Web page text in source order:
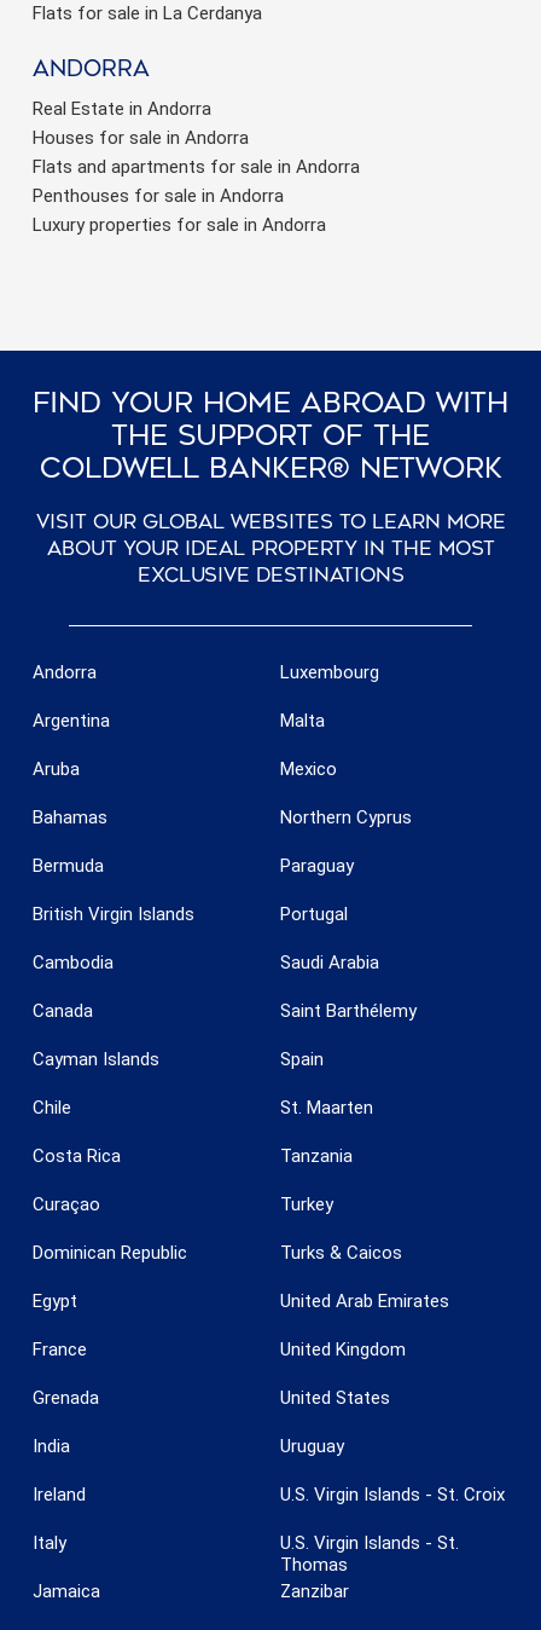
Flats for sale in La Cerdanya
Andorra
Real Estate in Andorra
Houses for sale in Andorra
Flats and apartments for sale in Andorra
Penthouses for sale in Andorra
Luxury properties for sale in Andorra
Find Your Home Abroad With
The Support Of The
Coldwell Banker® Network
Visit our global websites to learn more
about your ideal property in the most
exclusive destinations
Andorra
Argentina
Aruba
Bahamas
Bermuda
British Virgin Islands
Cambodia
Canada
Cayman Islands
Chile
Costa Rica
Curaçao
Dominican Republic
Egypt
France
Grenada
India
Ireland
Italy
Jamaica
Luxembourg
Malta
Mexico
Northern Cyprus
Paraguay
Portugal
Saudi Arabia
Saint Barthélemy
Spain
St. Maarten
Tanzania
Turkey
Turks & Caicos
United Arab Emirates
United Kingdom
United States
Uruguay
U.S. Virgin Islands - St. Croix
U.S. Virgin Islands - St.
Thomas
Zanzibar